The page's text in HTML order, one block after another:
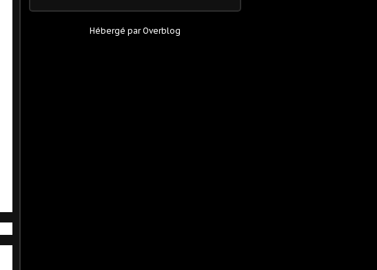
Hébergé parOverblog